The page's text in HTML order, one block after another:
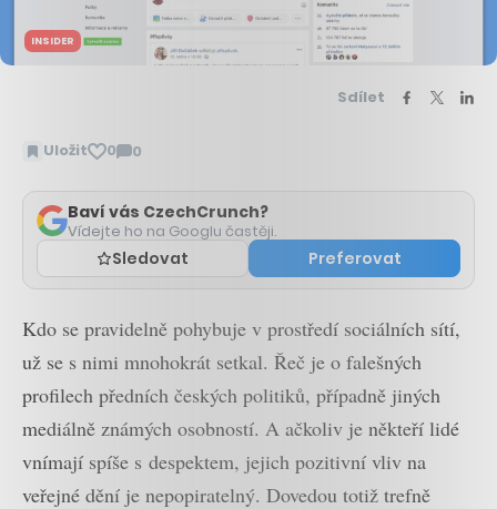
INSIDER
Sdílet
Uložit 0 0
Zobrazit
Baví vás CzechCrunch?
Vídejte ho na Googlu častěji.
Sledovat Preferovat
Kdo se pravidelně pohybuje v prostředí sociálních sítí,
už se s nimi mnohokrát setkal. Řeč je o falešných
profilech předních českých politiků, případně jiných
mediálně známých osobností. A ačkoliv je někteří lidé
vnímají spíše s despektem, jejich pozitivní vliv na
veřejné dění je nepopiratelný. Dovedou totiž trefně